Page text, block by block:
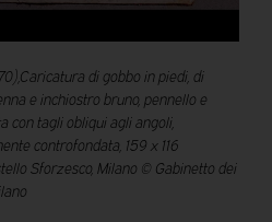
di gobbo in piedi, di
e inchiostro bruno, pennello e
con tagli obliqui agli angoli,
controfondata, 159 x 116
Sforzesco, Milano © Gabinetto dei